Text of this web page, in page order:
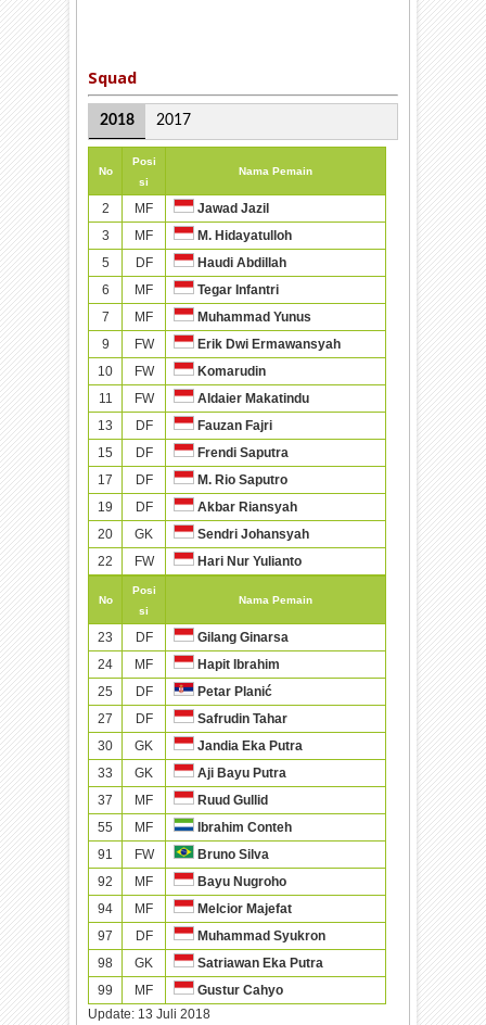
Squad
2018 2017
No
Posi
si
Nama Pemain
2 MF
Jawad Jazil
3
MF
M. Hidayatulloh
5
DF
Haudi Abdillah
6
MF
Tegar Infantri
7
MF
Muhammad Yunus
9
FW
Erik Dwi Ermawansyah
10
FW
Komarudin
11
FW
Aldaier Makatindu
13
DF
Fauzan Fajri
15
DF
Frendi Saputra
17
DF
M. Rio Saputro
19
DF
Akbar Riansyah
20
GK
Sendri Johansyah
22
FW Hari Nur Yulianto
No
Posi
si
Nama Pemain
23 DF
Gilang Ginarsa
24
MF
Hapit Ibrahim
25
DF
Petar Planić
27
DF
Safrudin Tahar
30
GK
Jandia Eka Putra
33
GK
Aji Bayu Putra
37
MF
Ruud Gullid
55
MF
Ibrahim Conteh
91
FW
Bruno Silva
92
MF
Bayu Nugroho
94
MF
Melcior Majefat
97
DF
Muhammad Syukron
98
GK
Satriawan Eka Putra
99
MF
Gustur Cahyo
Update: 13 Juli 2018